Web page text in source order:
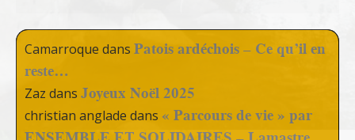
Camarroque dans Patois ardéchois – Ce qu’il en
reste…
Zaz dans Joyeux Noël 2025
christian anglade dans « Parcours de vie » par